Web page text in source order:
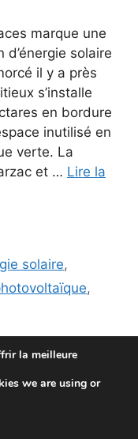
marque une
solaire
il y a près
s’installe
en bordure
inutilisé en
verte. La
et … Lire la
solaire,
,
la meilleure
we are using or